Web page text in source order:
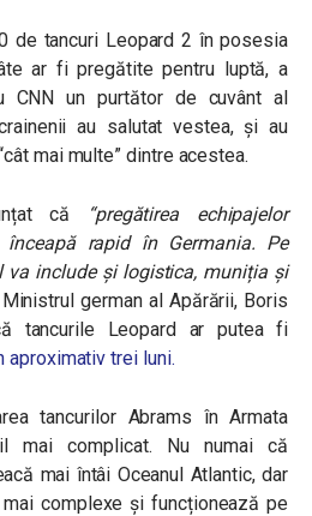
de tancuri Leopard 2 în posesia
ar fi pregătite pentru luptă, a
CNN un purtător de cuvânt al
au salutat vestea, și au
mai multe” dintre acestea.
că
“pregătirea echipajelor
înceapă rapid în Germania. Pe
va include și logistica, muniția și
german al Apărării, Boris
tancurile Leopard ar putea fi
aproximativ trei luni.
tancurilor Abrams în Armata
mai complicat. Nu numai că
mai întâi Oceanul Atlantic, dar
complexe și funcționează pe